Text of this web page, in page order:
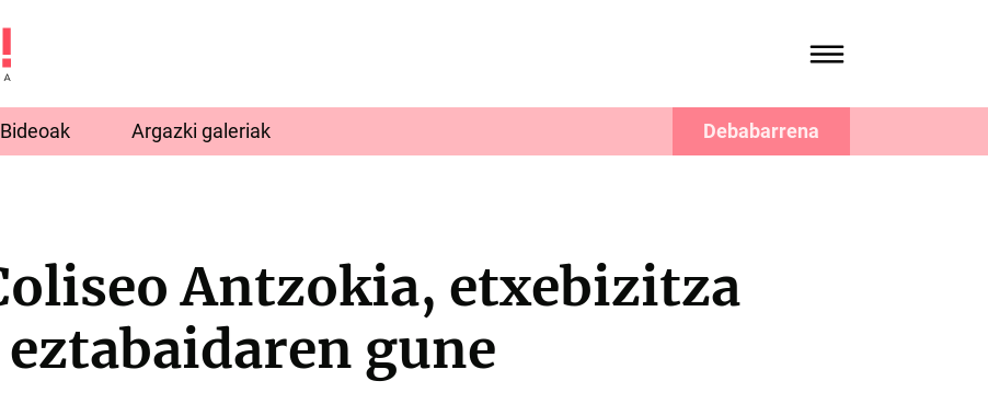
Bideoak Argazki galeriak Debabarrena
Antzokia, etxebizitza
gune